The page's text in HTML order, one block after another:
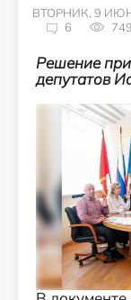
ВТОРНИК, 9
6
749
Решение
депутатов